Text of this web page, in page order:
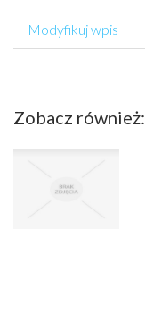
Modyfikuj wpis
Zobacz również: